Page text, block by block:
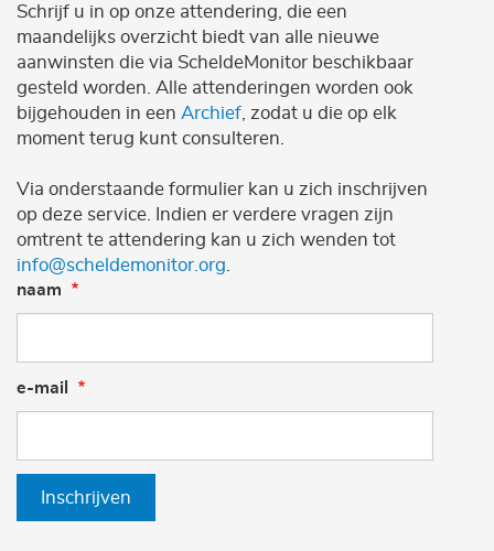
Schrijf u in op onze attendering, die een
maandelijks overzicht biedt van alle nieuwe
aanwinsten die via ScheldeMonitor beschikbaar
gesteld worden. Alle attenderingen worden ook
bijgehouden in een Archief , zodat u die op elk
moment terug kunt consulteren.
Via onderstaande formulier kan u zich inschrijven
op deze service. Indien er verdere vragen zijn
omtrent te attendering kan u zich wenden tot
info@scheldemonitor.org
naam
e-mail
Inschrijven